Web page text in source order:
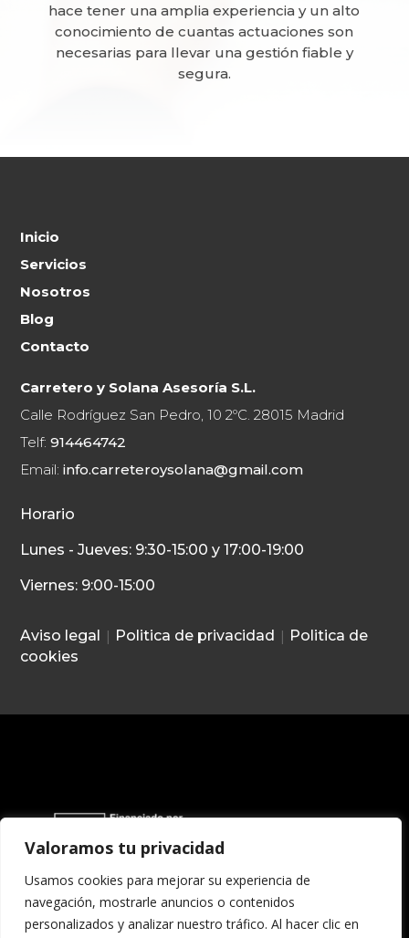
Valoramos tu privacidad
Usamos cookies para mejorar su experiencia de
navegación, mostrarle anuncios o contenidos
personalizados y analizar nuestro tráfico. Al hacer clic en
hace tener una amplia experiencia y un alto
conocimiento de cuantas actuaciones son
necesarias para llevar una gestión fiable y
segura.
Inicio
Servicios
Nosotros
Blog
Contacto
Carretero y Solana Asesoría S.L.
Calle Rodríguez San Pedro, 10 2ºC. 28015 Madrid
Telf:914464742
Email:info.carreteroysolana@gmail.com
Horario
Lunes - Jueves: 9:30-15:00 y 17:00-19:00
Viernes: 9:00-15:00
Aviso legal | Politica de privacidad | Politica de
cookies